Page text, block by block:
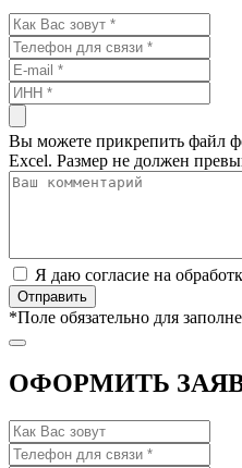
Вы можете прикрепить файл
Excel. Размер не должен
Я даю согласие на
*Поле обязательно для
ОФОРМИТЬ